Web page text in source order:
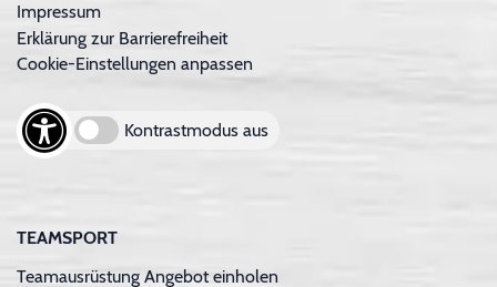
Impressum
Erklärung zur Barrierefreiheit
Cookie-Einstellungen anpassen
Kontrastmodus aus
TEAMSPORT
Teamausrüstung Angebot einholen